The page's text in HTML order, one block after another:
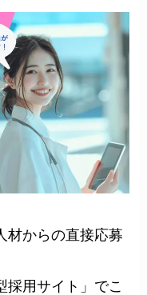
材からの直接応募
採用サイト」でこ